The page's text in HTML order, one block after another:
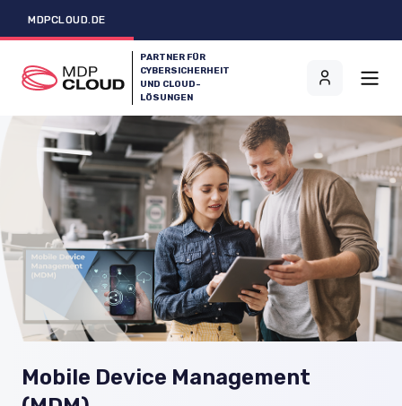
MDPCLOUD.DE
PARTNER FÜR
CYBERSICHERHEIT
UND CLOUD-
LÖSUNGEN
Mobile Device Management